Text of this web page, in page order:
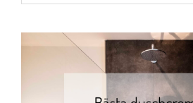
website